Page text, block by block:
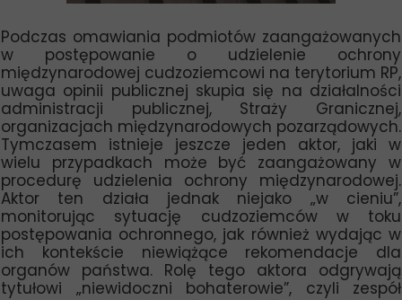
Podczas omawiania podmiotów zaangażowanych
w postępowanie o udzielenie ochrony
międzynarodowej cudzoziemcowi na terytorium RP,
uwaga opinii publicznej skupia się na działalności
administracji publicznej, Straży Granicznej,
organizacjach międzynarodowych pozarządowych.
Tymczasem istnieje jeszcze jeden aktor, jaki w
wielu przypadkach może być zaangażowany w
procedurę udzielenia ochrony międzynarodowej.
Aktor ten działa jednak niejako „w cieniu”,
monitorując sytuację cudzoziemców w toku
postępowania ochronnego, jak również wydając w
ich kontekście niewiążące rekomendacje dla
organów państwa. Rolę tego aktora odgrywają
tytułowi „niewidoczni bohaterowie”, czyli zespół